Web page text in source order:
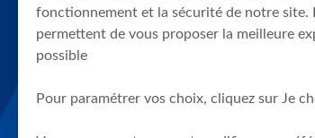
fonctionnement et la sécurité de notre site.
permettent de vous proposer la meilleure
possible
Pour paramétrer vos choix, cliquez sur Je